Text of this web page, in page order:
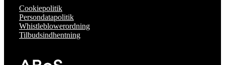
Cookiepolitik
Persondatapolitik
Whistleblowerordning
Tilbudsindhentning